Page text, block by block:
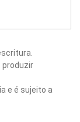
produzir
e é sujeito a